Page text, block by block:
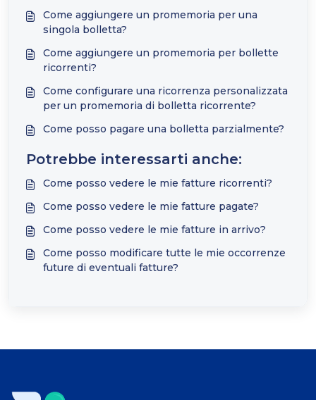
Come aggiungere un promemoria per una
singola bolletta?
Come aggiungere un promemoria per bollette
ricorrenti?
Come configurare una ricorrenza personalizzata
per un promemoria di bolletta ricorrente?
Come posso pagare una bolletta parzialmente?
Potrebbe interessarti anche:
Come posso vedere le mie fatture ricorrenti?
Come posso vedere le mie fatture pagate?
Come posso vedere le mie fatture in arrivo?
Come posso modificare tutte le mie occorrenze
future di eventuali fatture?